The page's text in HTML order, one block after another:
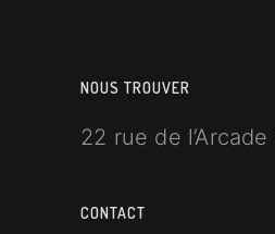
NOUS TROUVER
22 rue de
CONTACT